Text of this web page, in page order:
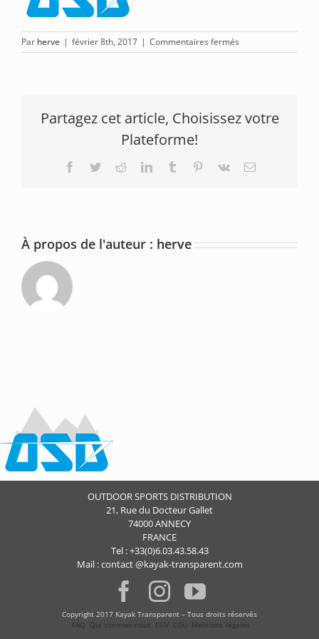
Par herve | février 8th, 2017 | Commentaires fermés
Logo
Partagez cet article, Choisissez votre
Plateforme!
Facebook
TwitterRedditLinkedInTumblr Pinterest
Vk Email
À propos de l'auteur : herve
OUTDOOR SPORTS DISTRIBUTION
21, Rue du Docteur Gallet
74000 ANNECY
FRANCE
Tel : +33(0)6.03.43.58.43
Mail : contact @kayak-transparent.com
Copyright 2017 Kayak Transparent – Tous droits réservés
FAQ Qui sommes-nous CGV CGU Mentions légales